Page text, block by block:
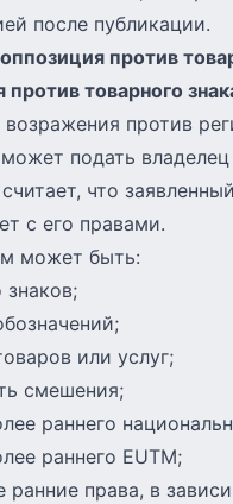
после публикации.
против
товарного
против
подать
что
с его правами.
может быть:
или услуг;
смешения;
раннего
раннего EUTM;
ранние права, в